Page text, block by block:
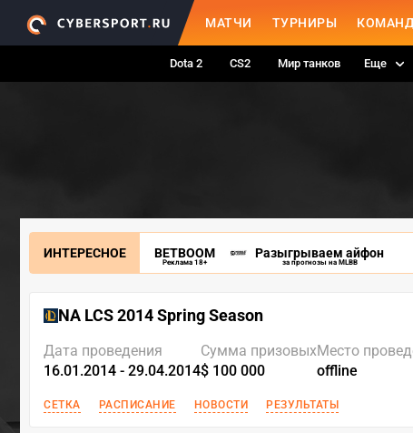
МАТЧИ ТУРНИРЫ
Dota 2 CS2 Мир танков Еще
ИНТЕРЕСНОЕ BETBOOM
Реклама 18+
Разыгрываем айфон
за прогнозы на MLBB
NA LCS 2014 Spring Season
Дата проведения
16.01.2014 - 29.04.2014
Сумма призовых
$ 100 000
Место
offline
СЕТКА РАСПИСАНИЕ НОВОСТИ РЕЗУЛЬТАТЫ